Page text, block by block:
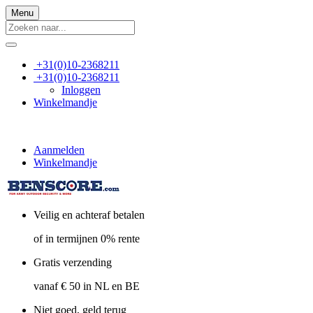
Menu
+31(0)10-2368211
+31(0)10-2368211
Inloggen
Winkelmandje
Aanmelden
Winkelmandje
Veilig en achteraf betalen
of in termijnen 0% rente
Gratis verzending
vanaf € 50 in NL en BE
Niet goed, geld terug